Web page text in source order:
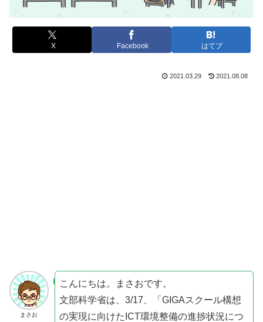
X Facebook はてブ
2021.03.29 2021.08.08
まさお
こんにちは。まさおです。
文部科学省は、3/17、「GIGAスクール構想
の実現に向けたICT環境整備の進捗状況につ